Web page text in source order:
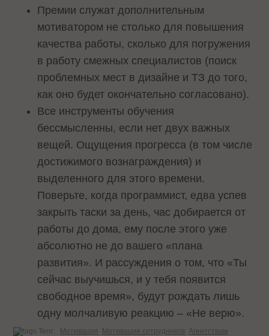
Премии служат дополнительным
мотиватором не столько для повышения
качества работы, сколько для погружения
в работу смежных специалистов (поиск
проблемных мест в дизайне и ТЗ до того,
как оно будет окончательно согласовано).
Все инструменты обучения
бессмысленны, если нет двух важных
вещей. Ощущения прогресса (в том числе
достижимого вознаграждения) и
выделенного для этого времени.
Поверьте, когда программист, едва успев
закрыть таски за день, час добирается от
работы до дома, ему после этого уже
абсолютно не до вашего «плана
развития». И рассуждения о том, что «Ты
сейчас выучишься, и у тебя появится
свободное время», будут рождать лишь
одну молчаливую реакцию – «Не верю».
Теги: Мотивация Мотивация сотрудников Агентствам